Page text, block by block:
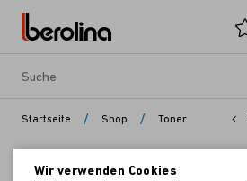
Startseite / Shop / Toner
Wir verwenden Cookies